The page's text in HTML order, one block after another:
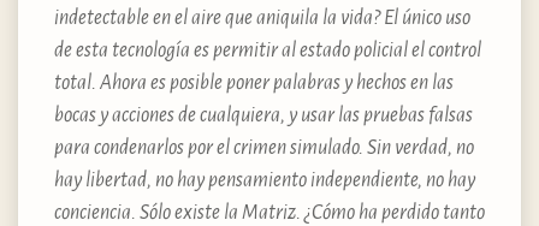
indetectable en el aire que aniquila la vida? El único uso
de esta tecnología es permitir al estado policial el control
total. Ahora es posible poner palabras y hechos en las
bocas y acciones de cualquiera, y usar las pruebas falsas
para condenarlos por el crimen simulado. Sin verdad, no
hay libertad, no hay pensamiento independiente, no hay
conciencia. Sólo existe la Matriz. ¿Cómo ha perdido tanto